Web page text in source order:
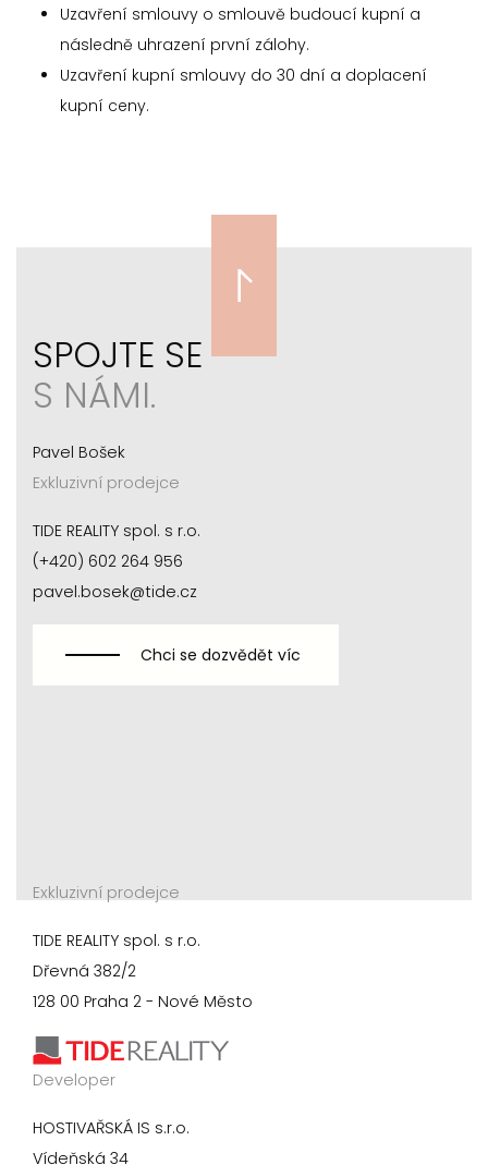
Uzavření smlouvy o smlouvě budoucí kupní a
následně uhrazení první zálohy.
Uzavření kupní smlouvy do 30 dní a doplacení
kupní ceny.
SPOJTE SE
S NÁMI.
Pavel Bošek
Exkluzivní prodejce
TIDE REALITY spol. s r.o.
(+420) 602 264 956
pavel.bosek@tide.cz
Chci se dozvědět víc
Exkluzivní prodejce
TIDE REALITY spol. s r.o.
Dřevná 382/2
128 00 Praha 2 - Nové Město
Developer
HOSTIVAŘSKÁ IS s.r.o.
Vídeňská 34